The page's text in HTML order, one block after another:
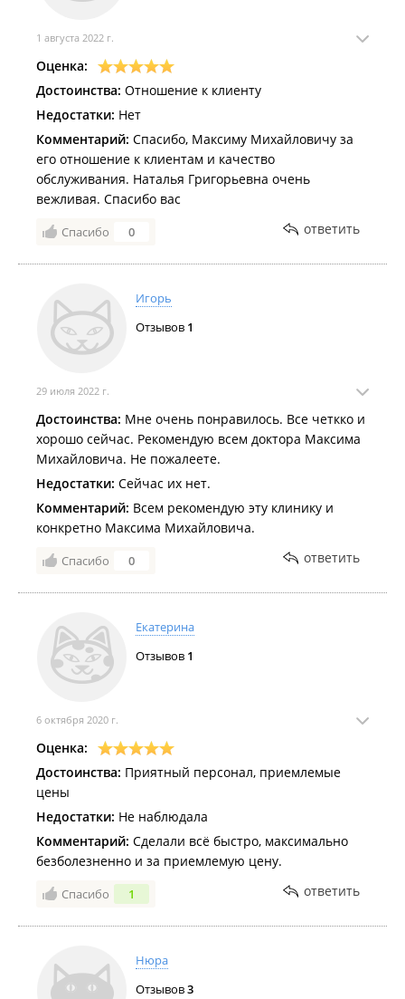
1 августа 2022 г.
Оценка:
Достоинства: Отношение к клиенту
Недостатки: Нет
Комментарий: Спасибо, Максиму Михайловичу за
его отношение к клиентам и качество
обслуживания. Наталья Григорьевна очень
вежливая. Спасибо вас
Спасибо 0 ответить
Игорь
Отзывов 1
29 июля 2022 г.
Достоинства: Мне очень понравилось. Все четкко и
хорошо сейчас. Рекомендую всем доктора Максима
Михайловича. Не пожалеете.
Недостатки: Сейчас их нет.
Комментарий: Всем рекомендую эту клинику и
конкретно Максима Михайловича.
Спасибо 0 ответить
Екатерина
Отзывов 1
6 октября 2020 г.
Оценка:
Достоинства: Приятный персонал, приемлемые
цены
Недостатки: Не наблюдала
Комментарий: Сделали всё быстро, максимально
безболезненно и за приемлемую цену.
Спасибо 1 ответить
Нюра
Отзывов3